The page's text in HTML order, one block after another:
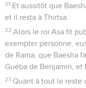
21 Et aussitôt que
et il resta à Thirtsa.
22 Alors le roi Asa fit
exempter personne,
de Rama, que Baesha
Guéba de Benjamin, et
23 Quant à tout le reste